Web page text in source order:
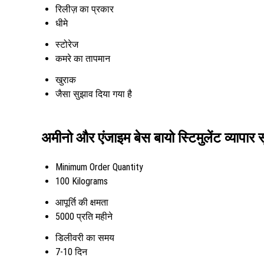
रिलीज़ का प्रकार
धीमे
स्टोरेज
कमरे का तापमान
खुराक
जैसा सुझाव दिया गया है
अमीनो और एंजाइम बेस बायो स्टिमुलेंट व्यापार
Minimum Order Quantity
100 Kilograms
आपूर्ति की क्षमता
5000 प्रति महीने
डिलीवरी का समय
7-10 दिन